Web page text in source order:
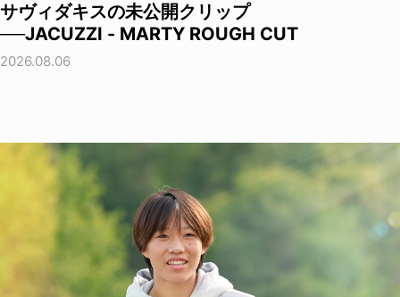
サヴィダキスの未公開クリップ
──JACUZZI - MARTY ROUGH CUT
2026.08.06